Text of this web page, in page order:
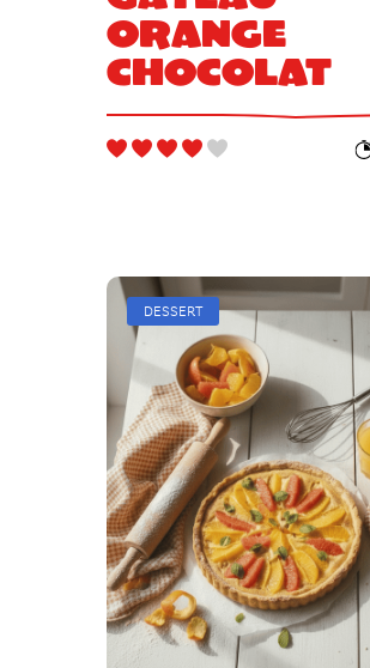
orange
chocolat
DESSERT